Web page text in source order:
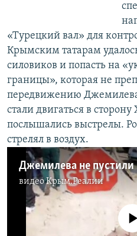
«Турецкий вал» для
Крымским татарам
силовиков и попасть на
границы», которая не
передвижению
стали двигаться в
послышались выстрелы.
стрелял в воздух.
Джемилева не
видеоКрым.Реалии
No media